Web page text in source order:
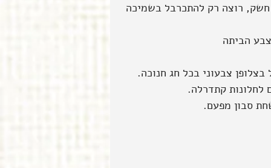
חשק, רוצה רק להתכרבל בשמיכה
הביתה
צבעוני בכל חג חנוכה.
לחלונות קתדרלה.
סבון מפעם.